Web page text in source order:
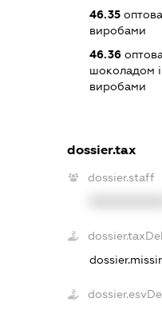
46.35
виробами
46.36
шоколадом
виробами
dossier.tax
dossier.staff